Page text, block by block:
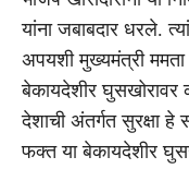
यांना जबाबदार धरले.
अपयशी मुख्यमंत्री ममता
बेकायदेशीर घुसखोरावर
देशाची अंतर्गत सुरक्षा हे
फक्त या बेकायदेशीर